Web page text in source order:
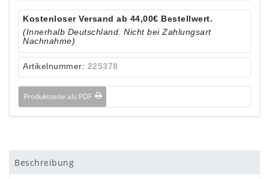
Kostenloser Versand ab 44,00€ Bestellwert.
(Innerhalb Deutschland. Nicht bei Zahlungsart
Nachnahme)
Artikelnummer: 225378
Produktseite als PDF
Beschreibung